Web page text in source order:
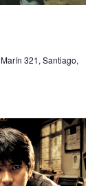
Marín 321, Santiago,